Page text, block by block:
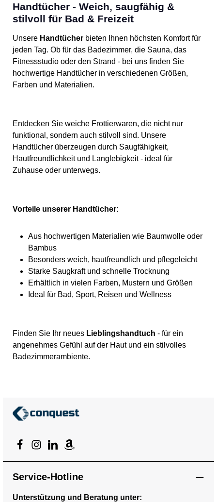
Farben zu einem eleganten,
künstlerischen Gesamtbild.
Hergestellt aus 100%
und ideal als stilvolles
oder besondere Anlässe.
Design von M. Christian
Patchwork-Stil Leichtes,
weiches Material mit
Material: Polyester Material
Für: Damen Kategorie: Tuch
Artikelnummer: 22SAWA53
90 cm Verschluss: Ohne
Verschluss
Handtücher - Weich, saugfähig &
stilvoll für Bad & Freizeit
Unsere Handtücher bieten Ihnen höchsten Komfort für
jeden Tag. Ob für das Badezimmer, die Sauna, das
Fitnessstudio oder den Strand - bei uns finden Sie
hochwertige Handtücher in verschiedenen Größen,
Farben und Materialien.
Entdecken Sie weiche Frottierwaren, die nicht nur
funktional, sondern auch stilvoll sind. Unsere
Handtücher überzeugen durch Saugfähigkeit,
Hautfreundlichkeit und Langlebigkeit - ideal für
Zuhause oder unterwegs.
Vorteile unserer Handtücher:
Aus hochwertigen Materialien wie Baumwolle oder
Bambus
Besonders weich, hautfreundlich und pflegeleicht
Starke Saugkraft und schnelle Trocknung
Erhältlich in vielen Farben, Mustern und Größen
Ideal für Bad, Sport, Reisen und Wellness
Finden Sie Ihr neues Lieblingshandtuch - für ein
angenehmes Gefühl auf der Haut und ein stilvolles
Badezimmerambiente.
Service-Hotline
Unterstützung und Beratung unter: